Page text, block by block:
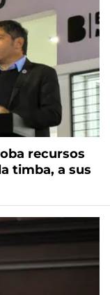
recursos
timba, a sus